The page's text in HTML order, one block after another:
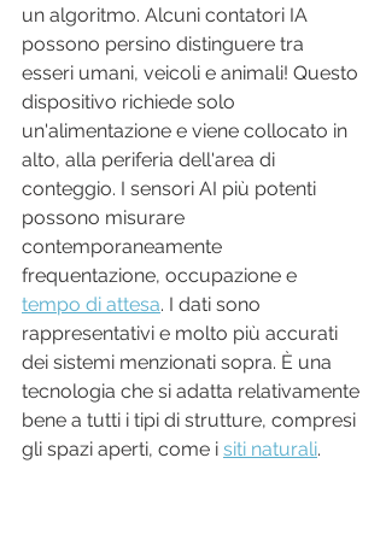
un algoritmo. Alcuni contatori IA
possono persino distinguere tra
esseri umani, veicoli e animali! Questo
dispositivo richiede solo
un'alimentazione e viene collocato in
alto, alla periferia dell'area di
conteggio. I sensori AI più potenti
possono misurare
contemporaneamente
frequentazione, occupazione e
tempo di attesa. I dati sono
rappresentativi e molto più accurati
dei sistemi menzionati sopra. È una
tecnologia che si adatta relativamente
bene a tutti i tipi di strutture, compresi
gli spazi aperti, come i siti naturali.